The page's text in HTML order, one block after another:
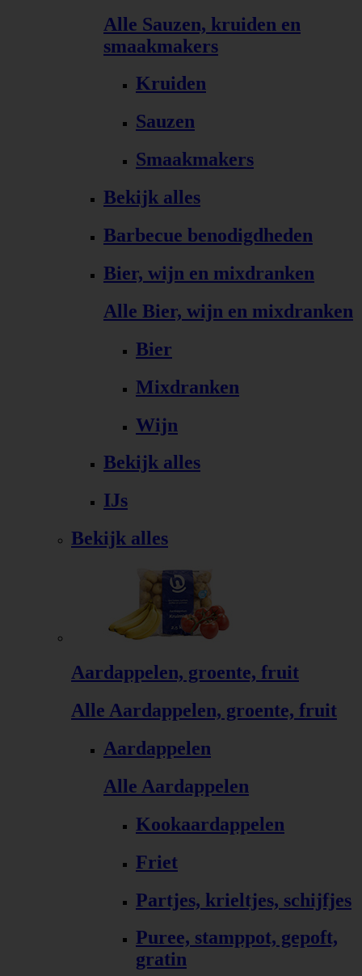
Alle Sauzen, kruiden en
smaakmakers
Kruiden
Sauzen
Smaakmakers
Bekijk alles
Barbecue benodigdheden
Bier, wijn en mixdranken
Alle Bier, wijn en mixdranken
Bier
Mixdranken
Wijn
Bekijk alles
IJs
Bekijk alles
Aardappelen, groente, fruit
Alle Aardappelen, groente, fruit
Aardappelen
Alle Aardappelen
Kookaardappelen
Friet
Partjes, krieltjes, schijfjes
Puree, stamppot, gepoft,
gratin